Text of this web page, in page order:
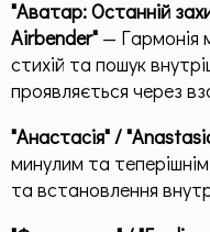
"Аватар: Останній
Airbender" — Гармонія
стихій та пошук
проявляється через
"Анастасія" /
минулим та
та встановлення